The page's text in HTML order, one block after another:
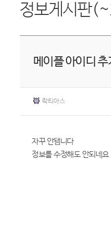
정보게시판
메이플 아이디
락티아스
자꾸 안됌니다
정보를 수정해도 안되네요